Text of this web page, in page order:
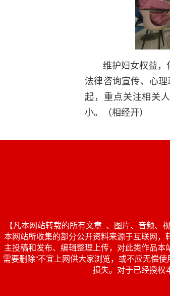
维护妇女权益，
法律咨询宣传、心
起，重点关注相关
小。（相经开）
【凡本网站转载的所有文章 、图片、音频、
本网站所收集的部分公开资料来源于互联网
主投稿和发布、编辑整理上传，对此类作品
需要删除“不宜上网供大家浏览，或不应无偿
损失。对于已经授权